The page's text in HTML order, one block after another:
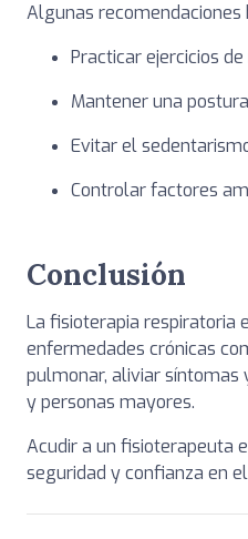
Algunas
Practicar ejercicios
Mantener una
Evitar el
Controlar factores
Conclusión
La fisioterapia respiratoria
enfermedades crónicas
pulmonar, aliviar síntomas
y personas mayores.
Acudir a un fisioterapeuta
seguridad y confianza en